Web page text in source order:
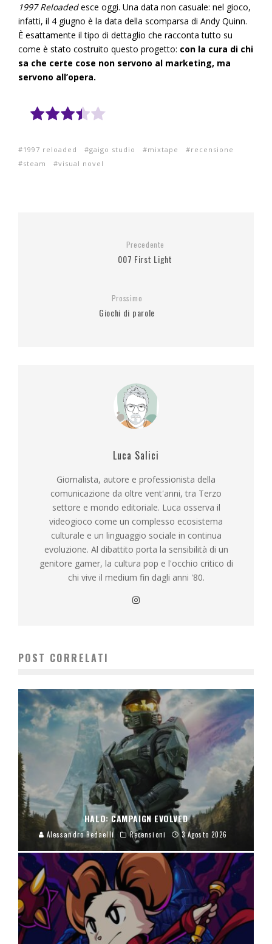
1997 Reloadedesce oggi. Una data non casuale: nel gioco,
infatti, il 4 giugno è la data della scomparsa di Andy Quinn.
È esattamente il tipo di dettaglio che racconta tutto su
come è stato costruito questo progetto: con la cura di chi
sa che certe cose non servono al marketing, ma
servono all’opera.
1997 reloaded gaigo studio mixtape
recensione
steam
visual novel
Precedente
007 First Light
Prossimo
Giochi di parole
Luca Salici
Giornalista, autore e professionista della
comunicazione da oltre vent'anni, tra Terzo
settore e mondo editoriale. Luca osserva il
videogioco come un complesso ecosistema
culturale e un linguaggio sociale in continua
evoluzione. Al dibattito porta la sensibilità di un
genitore gamer, la cultura pop e l'occhio critico di
chi vive il medium fin dagli anni '80.
POST CORRELATI
HALO: CAMPAIGN EVOLVED
Alessandro Redaelli Recensioni 3 Agosto 2026